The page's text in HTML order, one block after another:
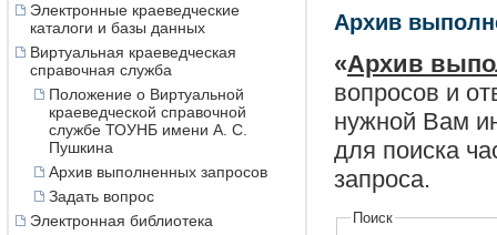
Электронные краеведческие
каталоги и базы данных
Виртуальная краеведческая
справочная служба
Положение о Виртуальной
краеведческой справочной
службе ТОУНБ имени А. С.
Пушкина
Архив выполненных запросов
Задать вопрос
Электронная библиотека
Архив
«Архив
вопросов и
нужной Вам
для поиска
запроса.
Поиск